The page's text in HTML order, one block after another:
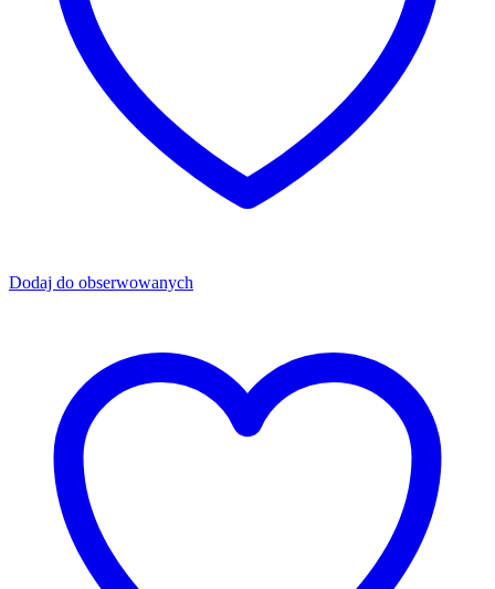
Dodaj do obserwowanych